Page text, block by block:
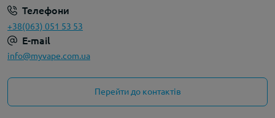
Телефони
+38(063) 051 53 53
E-mail
info@myvape.com.ua
Перейти до контактів